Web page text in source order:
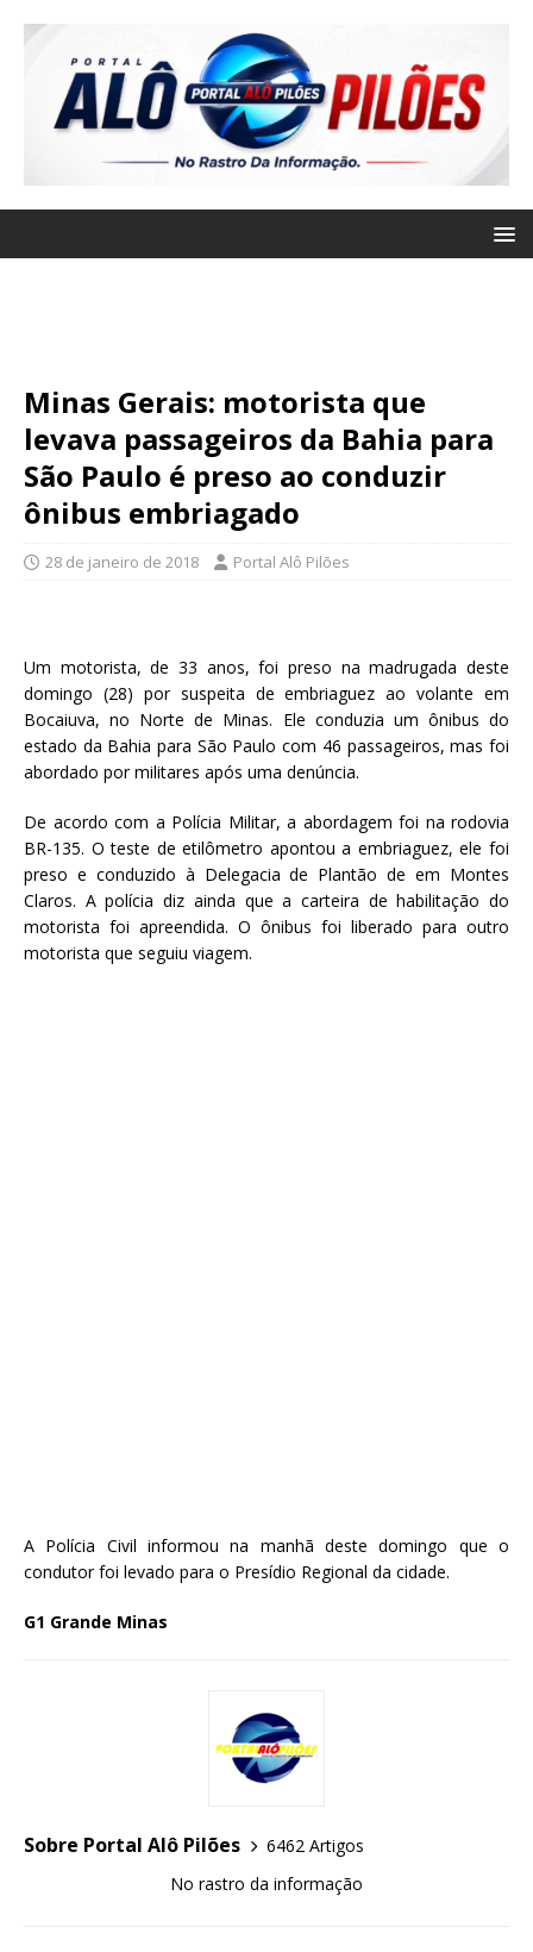
Minas Gerais: motorista que
levava passageiros da Bahia para
São Paulo é preso ao conduzir
ônibus embriagado
28 de janeiro de 2018 Portal Alô Pilões
Um motorista, de 33 anos, foi preso na madrugada deste
domingo (28) por suspeita de embriaguez ao volante em
Bocaiuva, no Norte de Minas. Ele conduzia um ônibus do
estado da Bahia para São Paulo com 46 passageiros, mas foi
abordado por militares após uma denúncia.
De acordo com a Polícia Militar, a abordagem foi na rodovia
BR-135. O teste de etilômetro apontou a embriaguez, ele foi
preso e conduzido à Delegacia de Plantão de em Montes
Claros. A polícia diz ainda que a carteira de habilitação do
motorista foi apreendida. O ônibus foi liberado para outro
motorista que seguiu viagem.
A Polícia Civil informou na manhã deste domingo que o
condutor foi levado para o Presídio Regional da cidade.
G1 Grande Minas
Sobre Portal Alô Pilões
6462 Artigos
No rastro da informação